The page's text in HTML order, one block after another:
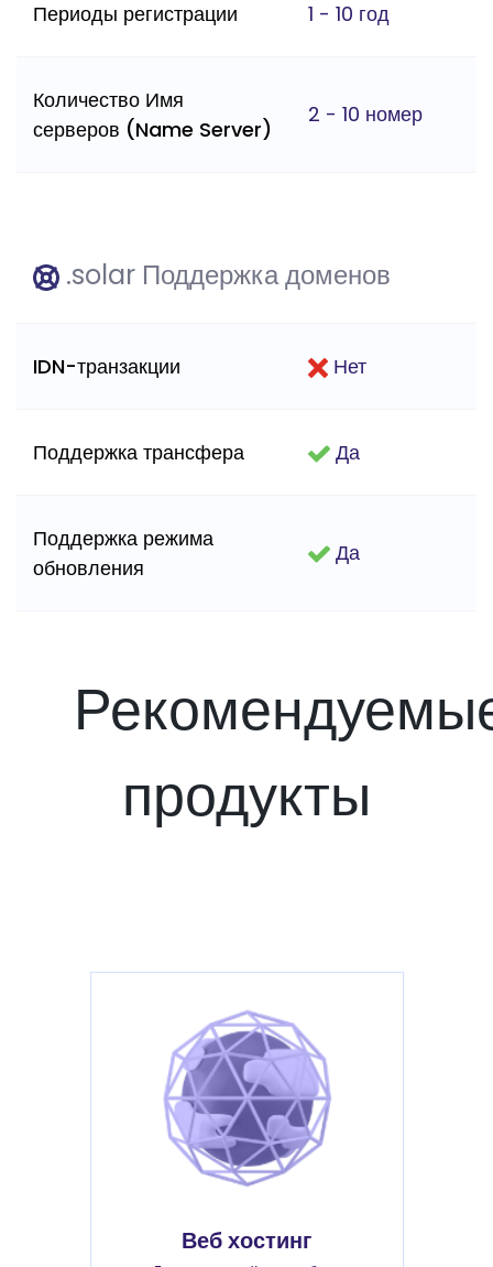
Периоды регистрации 1 - 10 год
Количество Имя
серверов (Name Server)
2 - 10 номер
.solar Поддержка доменов
IDN-транзакции Нет
Поддержка трансфера Да
Поддержка режима
обновления
Да
продукты
Веб хостинг